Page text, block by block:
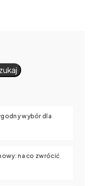
wybór dla
na co zwrócić